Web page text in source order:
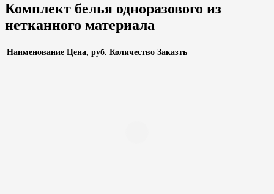
Комплект белья одноразового из
нетканного материала
Наименование Цена, руб. Количество Заказть